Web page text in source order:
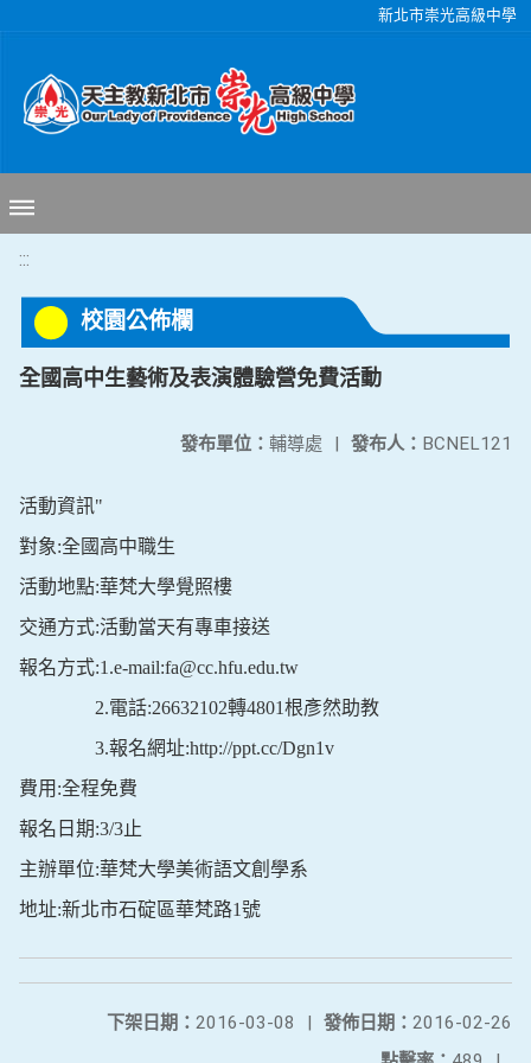
新北市崇光高級中學
:::
校園公佈欄
全國高中生藝術及表演體驗營免費活動
發布人： BCNEL121
發布單位： 輔導處 |
活動資訊"
對象:全國高中職生
活動地點:華梵大學覺照樓
交通方式:活動當天有專車接送
報名方式:1.e-mail:fa@cc.hfu.edu.tw
2.電話:26632102轉4801根彥然助教
3.報名網址:http://ppt.cc/Dgn1v
費用:全程免費
報名日期:3/3止
主辦單位:華梵大學美術語文創學系
地址:新北市石碇區華梵路1號
發佈日期： 2016-02-26
下架日期： 2016-03-08
|